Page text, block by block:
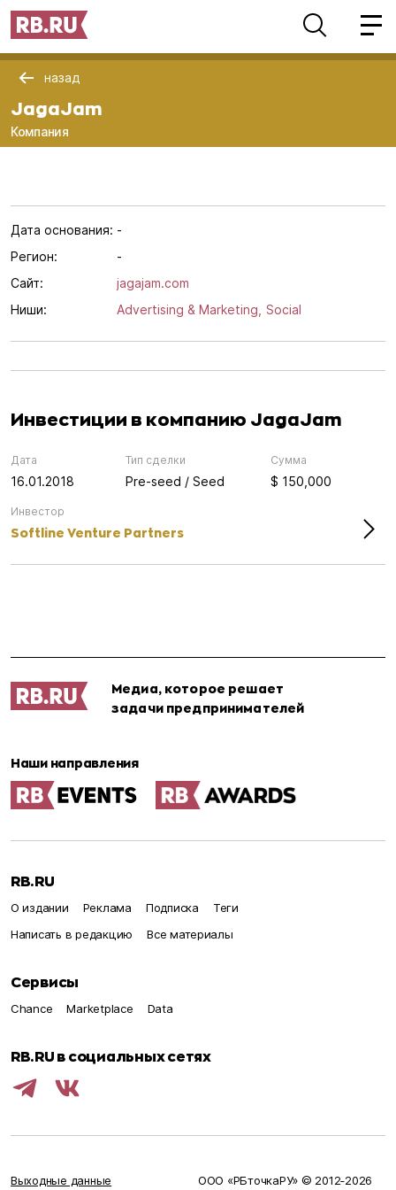
назад
JagaJam
Компания
Дата основания: -
Регион:
-
Сайт:
jagajam.com
Ниши:
Advertising & Marketing, Social
Инвестиции в компанию JagaJam
Дата
16.01.2018
Тип сделки
Pre-seed / Seed
Сумма
$ 150,000
Инвестор
Softline Venture Partners
Медиа, которое решает
задачи предпринимателей
Наши направления
RB.RU
О издании Реклама Подписка
Теги
Написать в редакцию
Все материалы
Сервисы
Chance Marketplace Data
RB.RU в социальных сетях
Выходные данные ООО «РБточкаРУ» © 2012‑2026